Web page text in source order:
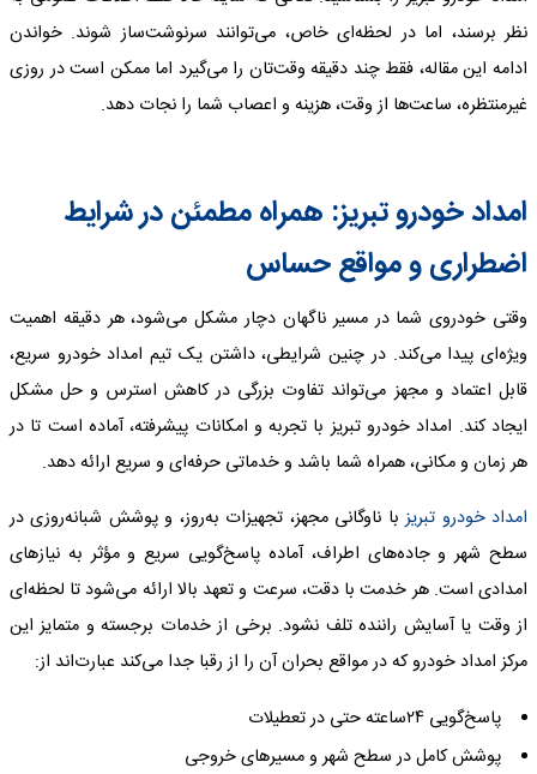
نظر برسند، اما در لحظه‌ای خاص، می‌توانند سرنوشت‌ساز شوند. خواندن
ادامه این مقاله، فقط چند دقیقه وقت‌تان را می‌گیرد اما ممکن است در روزی
غیرمنتظره، ساعت‌ها از وقت، هزینه و اعصاب شما را نجات دهد.
امداد خودرو تبریز: همراه مطمئن در شرایط
اضطراری و مواقع حساس
وقتی خودروی شما در مسیر ناگهان دچار مشکل می‌شود، هر دقیقه اهمیت
ویژه‌ای پیدا می‌کند. در چنین شرایطی، داشتن یک تیم امداد خودرو سریع،
قابل اعتماد و مجهز می‌تواند تفاوت بزرگی در کاهش استرس و حل مشکل
ایجاد کند. امداد خودرو تبریز با تجربه و امکانات پیشرفته، آماده است تا در
هر زمان و مکانی، همراه شما باشد و خدماتی حرفه‌ای و سریع ارائه دهد.
امداد خودرو تبریزبا ناوگانی مجهز، تجهیزات به‌روز، و پوشش شبانه‌روزی در
سطح شهر و جاده‌های اطراف، آماده پاسخ‌گویی سریع و مؤثر به نیازهای
امدادی است. هر خدمت با دقت، سرعت و تعهد بالا ارائه می‌شود تا لحظه‌ای
از وقت یا آسایش راننده تلف نشود. برخی از خدمات برجسته و متمایز این
مرکز امداد خودرو که در مواقع بحران آن را از رقبا جدا می‌کند عبارت‌اند از:
پاسخ‌گویی ۲۴ساعته حتی در تعطیلات
پوشش کامل در سطح شهر و مسیرهای خروجی